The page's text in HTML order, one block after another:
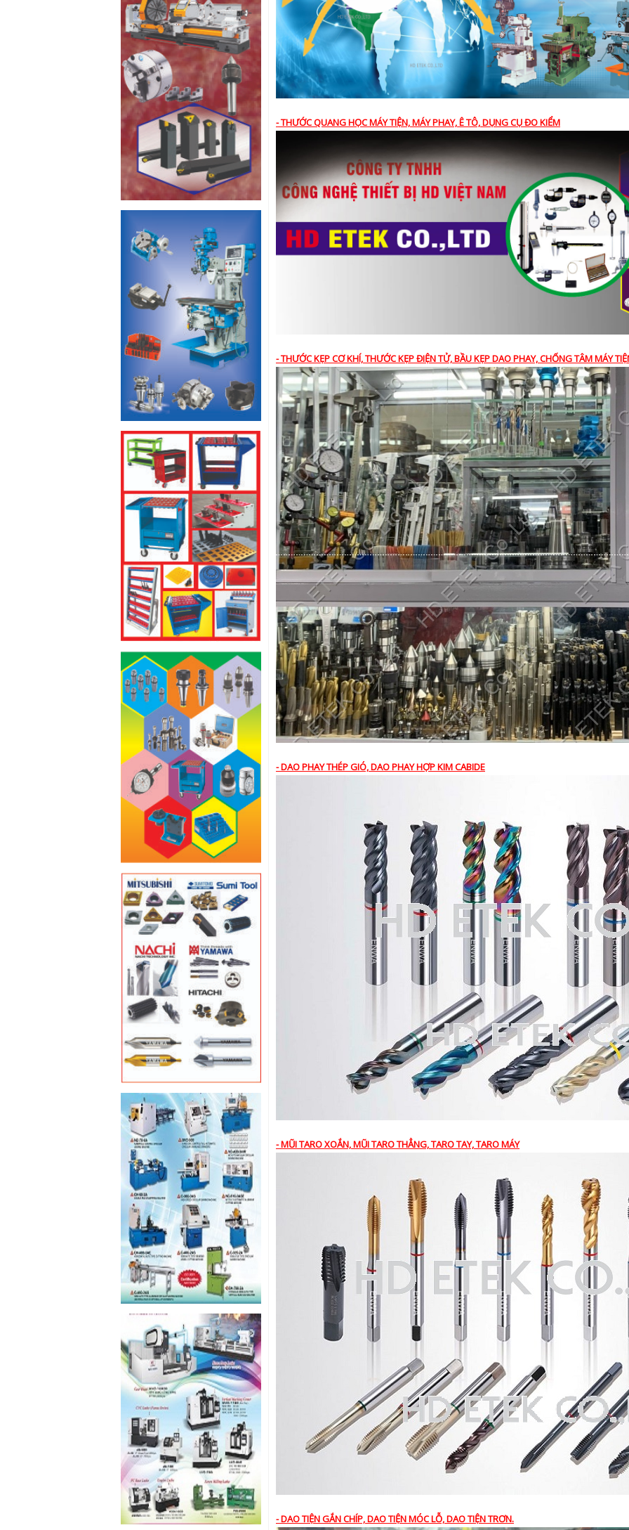
- THƯỚC QUANG HỌC MÁY TIỆN, MÁY PHAY, Ê TÔ, DỤNG CỤ ĐO KIỂM
- THƯỚC KẸP CƠ KHÍ, THƯỚC KẸP ĐIỆN TỬ, BẦU KẸP DAO PHAY, CHỐNG TÂM MÁY
- DAO PHAY THÉP GIÓ, DAO PHAY HỢP KIM CABIDE
- MŨI TARO XOẮN, MŨI TARO THẲNG, TARO TAY, TARO MÁY
- DAO TIỆN GẮN CHÍP, DAO TIỆN MÓC LỖ, DAO TIỆN TRƠN.